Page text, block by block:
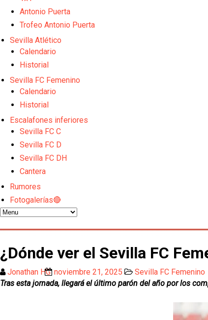
El Sevilla FC empieza a inscribir a los nuevos
Opinión | "Carta abierta a Alberto Flores" por Rafa
Miguel Sierra: La temporada pasada se vio
Antonio Puerta
Trofeo Antonio Puerta
Sevilla Atlético
Calendario
Historial
Sevilla FC Femenino
Calendario
Historial
Escalafones inferiores
Sevilla FC C
Sevilla FC D
Sevilla FC DH
Cantera
Rumores
Fotogalerías🔴
¿Dónde ver el Sevilla FC
Jonathan HG noviembre 21, 2025
Sevilla FC Femenino
Tras esta jornada, llegará el último parón del año por los